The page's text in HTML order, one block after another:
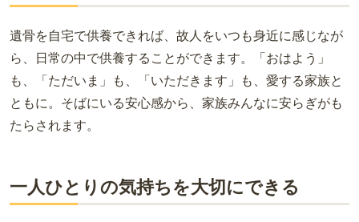
遺骨を自宅で供養できれば、故人をいつも身近に感じなが
ら、日常の中で供養することができます。「おはよう」
も、「ただいま」も、「いただきます」も、愛する家族と
ともに。そばにいる安心感から、家族みんなに安らぎがも
たらされます。
一人ひとりの気持ちを大切にできる